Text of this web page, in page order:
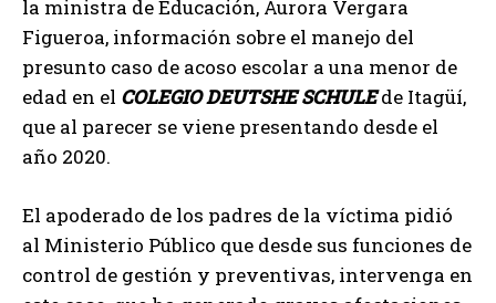
la ministra de Educación, Aurora Vergara
Figueroa, información sobre el manejo del
presunto caso de acoso escolar a una menor de
edad en el COLEGIO DEUTSHE SCHULEde Itagüí,
que al parecer se viene presentando desde el
año 2020.
El apoderado de los padres de la víctima pidió
al Ministerio Público que desde sus funciones de
control de gestión y preventivas, intervenga en